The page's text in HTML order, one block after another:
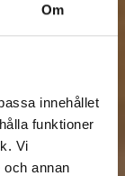
Om
innehållet
funktioner
Vi
annan